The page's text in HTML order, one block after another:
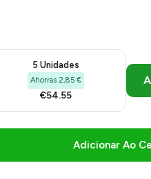
5 Unidades
Ahorras 2,85 €
€54.55
30 Cápsulas |
Para Cavalinha 30
Adicionar Ao